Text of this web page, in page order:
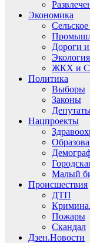
Экономика
Сельское
Дороги
Экология
ЖКХ и
Политика
Выборы
Законы
Нацпроекты
Малый
Происшествия
ДТП
Пожары
Скандал
Дзен.Новости